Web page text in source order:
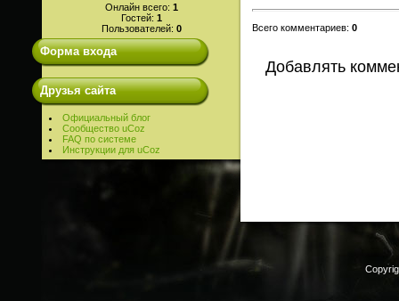
Онлайн всего: 1
Гостей: 1
Пользователей: 0
Форма входа
Друзья сайта
Официальный блог
Сообщество uCoz
FAQ по системе
Инструкции для uCoz
Всего комментариев: 0
Добавлять